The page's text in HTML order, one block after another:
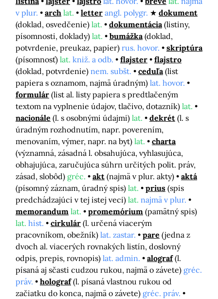
v plur.
arch lat. letter angl. polygr.
dokument
(doklad, osvedčenie) lat. dokumentácia (listiny,
písomnosti, doklady) lat. bumážka (doklad,
potvrdenie, preukaz, papier) rus. hovor.
skriptúra
(písomnosť) lat. kniž. a odb. flajster
flajstro
(doklad, potvrdenie) nem. subšt. ceduľa (list
papiera s oznamom, najmä úradným) lat. hovor.
formulár (list al. listy papiera s predtlačeným
textom na vyplnenie údajov, tlačivo, dotazník) lat.
nacionále (l. s osobnými údajmi) lat. dekrét (l. s
úradným rozhodnutím, napr. poverením,
menovaním, výmer, napr. na byt) lat.
charta
(významná, zásadná l. obsahujúca, vyhlasujúca,
obhajujúca, zaručujúca súhrn určitých polit. práv,
zásad, slobôd) gréc. akt (najmä v plur. akty)
aktá
(písomný záznam, úradný spis) lat. prius (spis
predchádzajúci v tej istej veci) lat. najmä v plur.
memorandum lat. promemórium (pamätný spis)
lat. hist. cirkulár (l. určená viacerým
pracovníkom, obežník) lat. zastar. pare (jedna z
dvoch al. viacerých rovnakých listín, doslovný
odpis, prepis, rovnopis) lat. admin. alograf (l.
písaná aj sčasti cudzou rukou, najmä o závete) gréc.
práv.
holograf (l. písaná vlastnou rukou od
začiatku do konca, najmä o závete) gréc. práv.